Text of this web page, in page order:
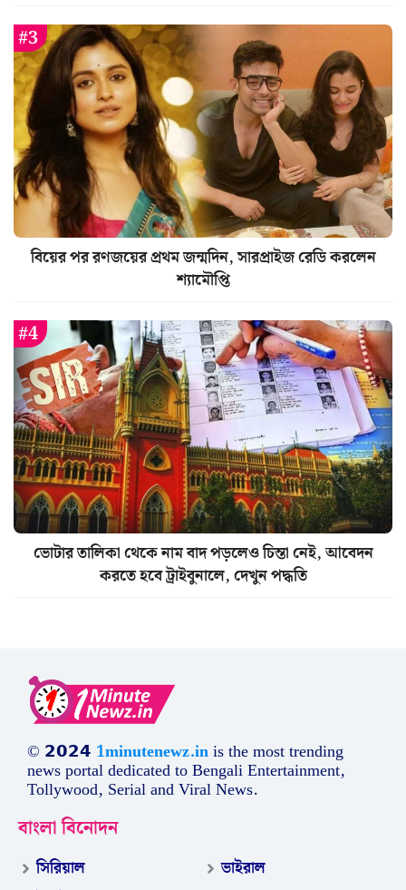
বিয়ের পর রণজয়ের প্রথম জন্মদিন, সারপ্রাইজ রেডি করলেন
শ্যামৌপ্তি
ভোটার তালিকা থেকে নাম বাদ পড়লেও চিন্তা নেই, আবেদন
করতে হবে ট্রাইবুনালে, দেখুন পদ্ধতি
© 𝟮𝟬𝟮𝟰 1minutenewz.inis the most trending
news portal dedicated to Bengali Entertainment,
Tollywood, Serial and Viral News.
বাংলা বিনোদন
সিরিয়াল
ভাইরাল